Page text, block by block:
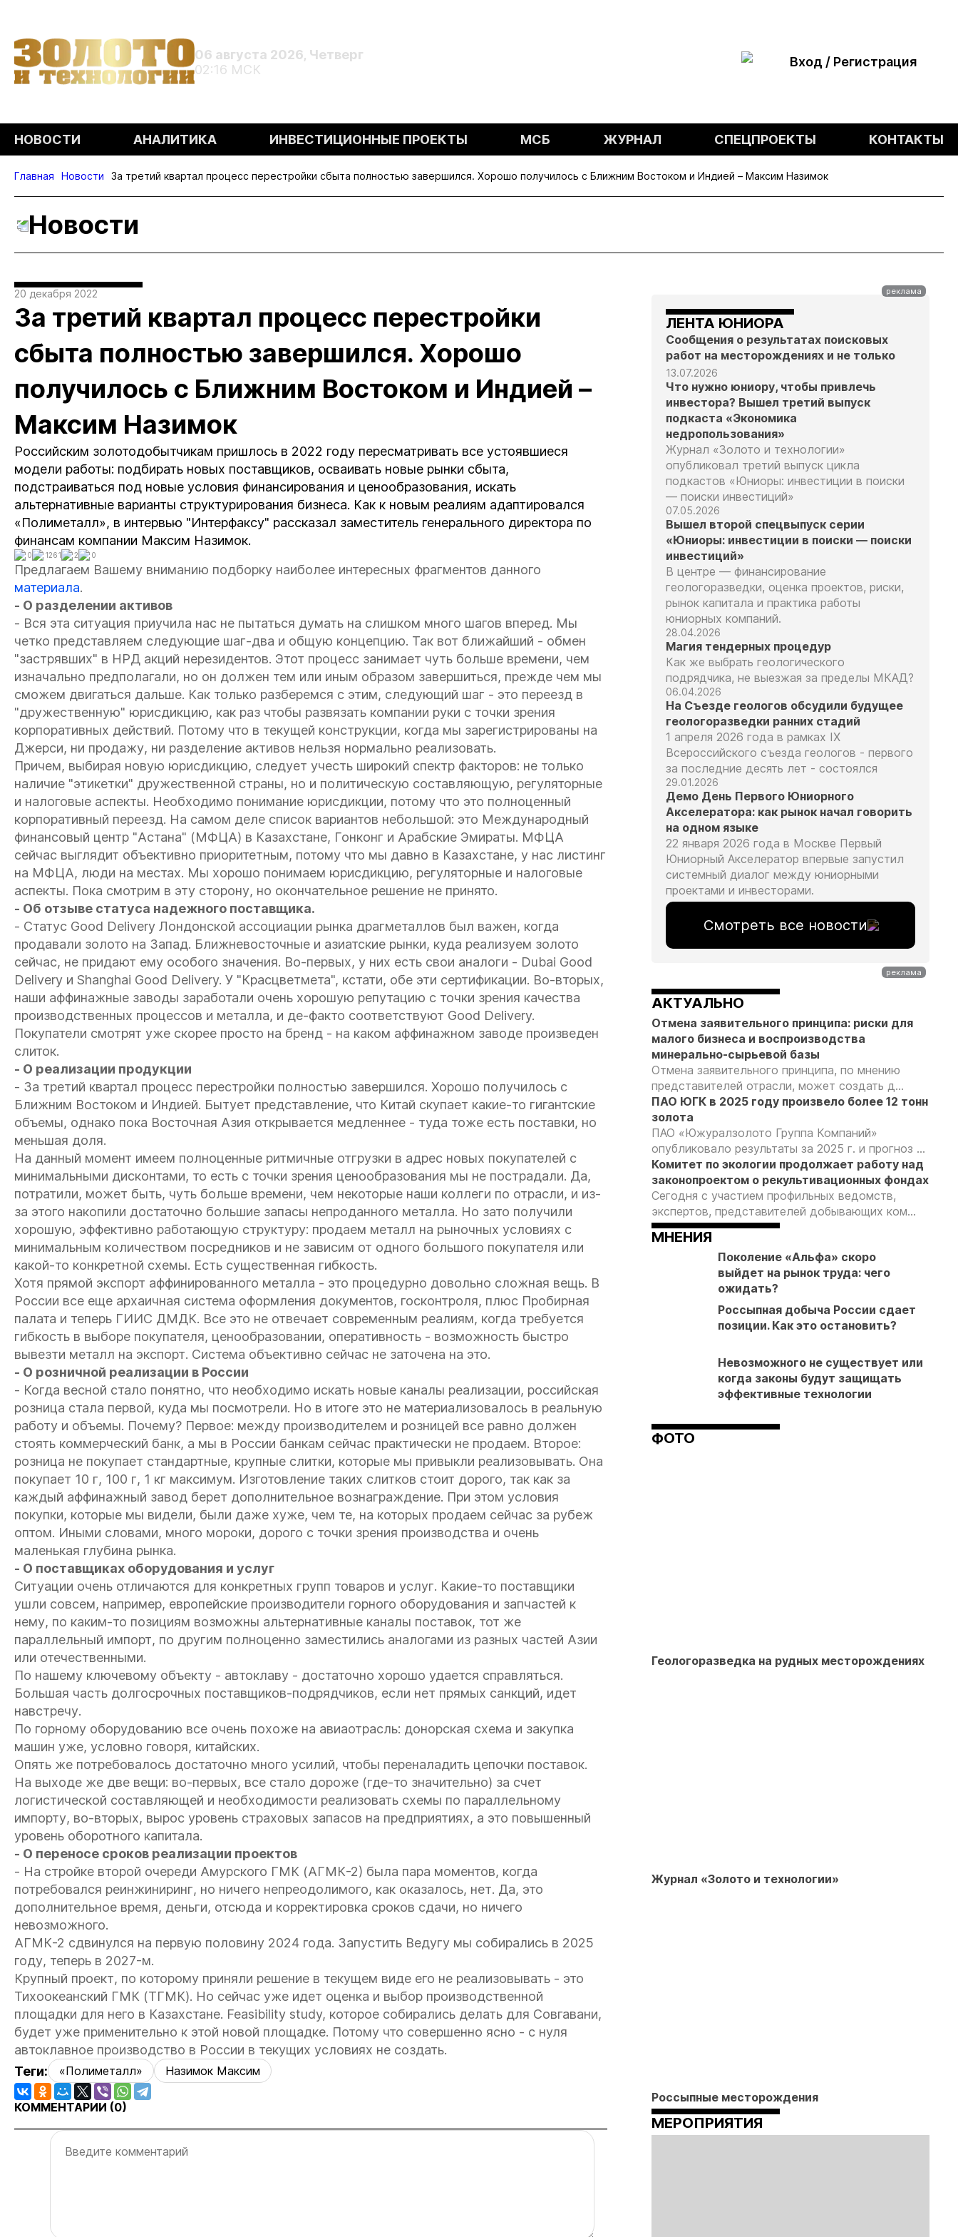
06 августа 2026, Четверг
02:16 МСК
Вход / Регистрация
НОВОСТИ АНАЛИТИКА ИНВЕСТИЦИОННЫЕ ПРОЕКТЫ МСБ ЖУРНАЛ СПЕЦПРОЕКТЫ КОНТАКТЫ
Главная Новости За третий квартал процесс перестройки сбыта полностью завершился. Хорошо получилось с Ближним Востоком и Индией – Максим Назимок
Новости
20 декабря 2022
За третий квартал процесс перестройки
сбыта полностью завершился. Хорошо
получилось с Ближним Востоком и Индией –
Максим Назимок
Российским золотодобытчикам пришлось в 2022 году пересматривать все устоявшиеся
модели работы: подбирать новых поставщиков, осваивать новые рынки сбыта,
подстраиваться под новые условия финансирования и ценообразования, искать
альтернативные варианты структурирования бизнеса. Как к новым реалиям адаптировался
«Полиметалл», в интервью "Интерфаксу" рассказал заместитель генерального директора по
финансам компании Максим Назимок.
0 1261 2 0
Предлагаем Вашему вниманию подборку наиболее интересных фрагментов данного
материала.
- О разделении активов
- Вся эта ситуация приучила нас не пытаться думать на слишком много шагов вперед. Мы
четко представляем следующие шаг-два и общую концепцию. Так вот ближайший - обмен
"застрявших" в НРД акций нерезидентов. Этот процесс занимает чуть больше времени, чем
изначально предполагали, но он должен тем или иным образом завершиться, прежде чем мы
сможем двигаться дальше. Как только разберемся с этим, следующий шаг - это переезд в
"дружественную" юрисдикцию, как раз чтобы развязать компании руки с точки зрения
корпоративных действий. Потому что в текущей конструкции, когда мы зарегистрированы на
Джерси, ни продажу, ни разделение активов нельзя нормально реализовать.
Причем, выбирая новую юрисдикцию, следует учесть широкий спектр факторов: не только
наличие "этикетки" дружественной страны, но и политическую составляющую, регуляторные
и налоговые аспекты. Необходимо понимание юрисдикции, потому что это полноценный
корпоративный переезд. На самом деле список вариантов небольшой: это Международный
финансовый центр "Астана" (МФЦА) в Казахстане, Гонконг и Арабские Эмираты. МФЦА
сейчас выглядит объективно приоритетным, потому что мы давно в Казахстане, у нас листинг
на МФЦА, люди на местах. Мы хорошо понимаем юрисдикцию, регуляторные и налоговые
аспекты. Пока смотрим в эту сторону, но окончательное решение не принято.
- Об отзыве статуса надежного поставщика.
- Статус Good Delivery Лондонской ассоциации рынка драгметаллов был важен, когда
продавали золото на Запад. Ближневосточные и азиатские рынки, куда реализуем золото
сейчас, не придают ему особого значения. Во-первых, у них есть свои аналоги - Dubai Good
Delivery и Shanghai Good Delivery. У "Красцветмета", кстати, обе эти сертификации. Во-вторых,
наши аффинажные заводы заработали очень хорошую репутацию с точки зрения качества
производственных процессов и металла, и де-факто соответствуют Good Delivery.
Покупатели смотрят уже скорее просто на бренд - на каком аффинажном заводе произведен
слиток.
- О реализации продукции
- За третий квартал процесс перестройки полностью завершился. Хорошо получилось с
Ближним Востоком и Индией. Бытует представление, что Китай скупает какие-то гигантские
объемы, однако пока Восточная Азия открывается медленнее - туда тоже есть поставки, но
меньшая доля.
На данный момент имеем полноценные ритмичные отгрузки в адрес новых покупателей с
минимальными дисконтами, то есть с точки зрения ценообразования мы не пострадали. Да,
потратили, может быть, чуть больше времени, чем некоторые наши коллеги по отрасли, и из-
за этого накопили достаточно большие запасы непроданного металла. Но зато получили
хорошую, эффективно работающую структуру: продаем металл на рыночных условиях с
минимальным количеством посредников и не зависим от одного большого покупателя или
какой-то конкретной схемы. Есть существенная гибкость.
Хотя прямой экспорт аффинированного металла - это процедурно довольно сложная вещь. В
России все еще архаичная система оформления документов, госконтроля, плюс Пробирная
палата и теперь ГИИС ДМДК. Все это не отвечает современным реалиям, когда требуется
гибкость в выборе покупателя, ценообразовании, оперативность - возможность быстро
вывезти металл на экспорт. Система объективно сейчас не заточена на это.
- О розничной реализации в России
- Когда весной стало понятно, что необходимо искать новые каналы реализации, российская
розница стала первой, куда мы посмотрели. Но в итоге это не материализовалось в реальную
работу и объемы. Почему? Первое: между производителем и розницей все равно должен
стоять коммерческий банк, а мы в России банкам сейчас практически не продаем. Второе:
розница не покупает стандартные, крупные слитки, которые мы привыкли реализовывать. Она
покупает 10 г, 100 г, 1 кг максимум. Изготовление таких слитков стоит дорого, так как за
каждый аффинажный завод берет дополнительное вознаграждение. При этом условия
покупки, которые мы видели, были даже хуже, чем те, на которых продаем сейчас за рубеж
оптом. Иными словами, много мороки, дорого с точки зрения производства и очень
маленькая глубина рынка.
- О поставщиках оборудования и услуг
Ситуации очень отличаются для конкретных групп товаров и услуг. Какие-то поставщики
ушли совсем, например, европейские производители горного оборудования и запчастей к
нему, по каким-то позициям возможны альтернативные каналы поставок, тот же
параллельный импорт, по другим полноценно заместились аналогами из разных частей Азии
или отечественными.
По нашему ключевому объекту - автоклаву - достаточно хорошо удается справляться.
Большая часть долгосрочных поставщиков-подрядчиков, если нет прямых санкций, идет
навстречу.
По горному оборудованию все очень похоже на авиаотрасль: донорская схема и закупка
машин уже, условно говоря, китайских.
Опять же потребовалось достаточно много усилий, чтобы переналадить цепочки поставок.
На выходе же две вещи: во-первых, все стало дороже (где-то значительно) за счет
логистической составляющей и необходимости реализовать схемы по параллельному
импорту, во-вторых, вырос уровень страховых запасов на предприятиях, а это повышенный
уровень оборотного капитала.
- О переносе сроков реализации проектов
- На стройке второй очереди Амурского ГМК (АГМК-2) была пара моментов, когда
потребовался реинжиниринг, но ничего непреодолимого, как оказалось, нет. Да, это
дополнительное время, деньги, отсюда и корректировка сроков сдачи, но ничего
невозможного.
АГМК-2 сдвинулся на первую половину 2024 года. Запустить Ведугу мы собирались в 2025
году, теперь в 2027-м.
Крупный проект, по которому приняли решение в текущем виде его не реализовывать - это
Тихоокеанский ГМК (ТГМК). Но сейчас уже идет оценка и выбор производственной
площадки для него в Казахстане. Feasibility study, которое собирались делать для Совгавани,
будет уже применительно к этой новой площадке. Потому что совершенно ясно - с нуля
автоклавное производство в России в текущих условиях не создать.
Теги:
«Полиметалл» Назимок Максим
КОММЕНТАРИИ (0)
ЛЕНТА ЮНИОРА
Сообщения о результатах поисковых
работ на месторождениях и не только
13.07.2026
Что нужно юниору, чтобы привлечь
инвестора? Вышел третий выпуск
подкаста «Экономика
недропользования»
Журнал «Золото и технологии»
опубликовал третий выпуск цикла
подкастов «Юниоры: инвестиции в поиски
— поиски инвестиций»
07.05.2026
Вышел второй спецвыпуск серии
«Юниоры: инвестиции в поиски — поиски
инвестиций»
В центре — финансирование
геологоразведки, оценка проектов, риски,
рынок капитала и практика работы
юниорных компаний.
28.04.2026
Магия тендерных процедур
Как же выбрать геологического
подрядчика, не выезжая за пределы МКАД?
06.04.2026
На Съезде геологов обсудили будущее
геологоразведки ранних стадий
1 апреля 2026 года в рамках IX
Всероссийского съезда геологов - первого
за последние десять лет - состоялся
29.01.2026
Демо День Первого Юниорного
Акселератора: как рынок начал говорить
на одном языке
22 января 2026 года в Москве Первый
Юниорный Акселератор впервые запустил
системный диалог между юниорными
проектами и инвесторами.
Смотреть все новости
АКТУАЛЬНО
Отмена заявительного принципа: риски для
малого бизнеса и воспроизводства
минерально-сырьевой базы
Отмена заявительного принципа, по мнению
представителей отрасли, может создать д...
ПАО ЮГК в 2025 году произвело более 12 тонн
золота
ПАО «Южуралзолото Группа Компаний»
опубликовало результаты за 2025 г. и прогноз ...
Комитет по экологии продолжает работу над
законопроектом о рекультивационных фондах
Сегодня с участием профильных ведомств,
экспертов, представителей добывающих ком...
МНЕНИЯ
Поколение «Альфа» скоро
выйдет на рынок труда: чего
ожидать?
Россыпная добыча России сдает
позиции. Как это остановить?
Невозможного не существует или
когда законы будут защищать
эффективные технологии
ФОТО
Геологоразведка на рудных месторождениях
Журнал «Золото и технологии»
Россыпные месторождения
МЕРОПРИЯТИЯ